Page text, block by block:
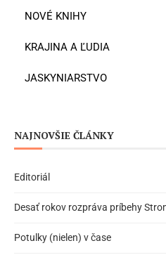
NOVÉ KNIHY
KRAJINA A ĽUDIA
JASKYNIARSTVO
NAJNOVŠIE ČLÁNKY
Editoriál
Desať rokov rozpráva príbehy
Potulky (nielen) v čase